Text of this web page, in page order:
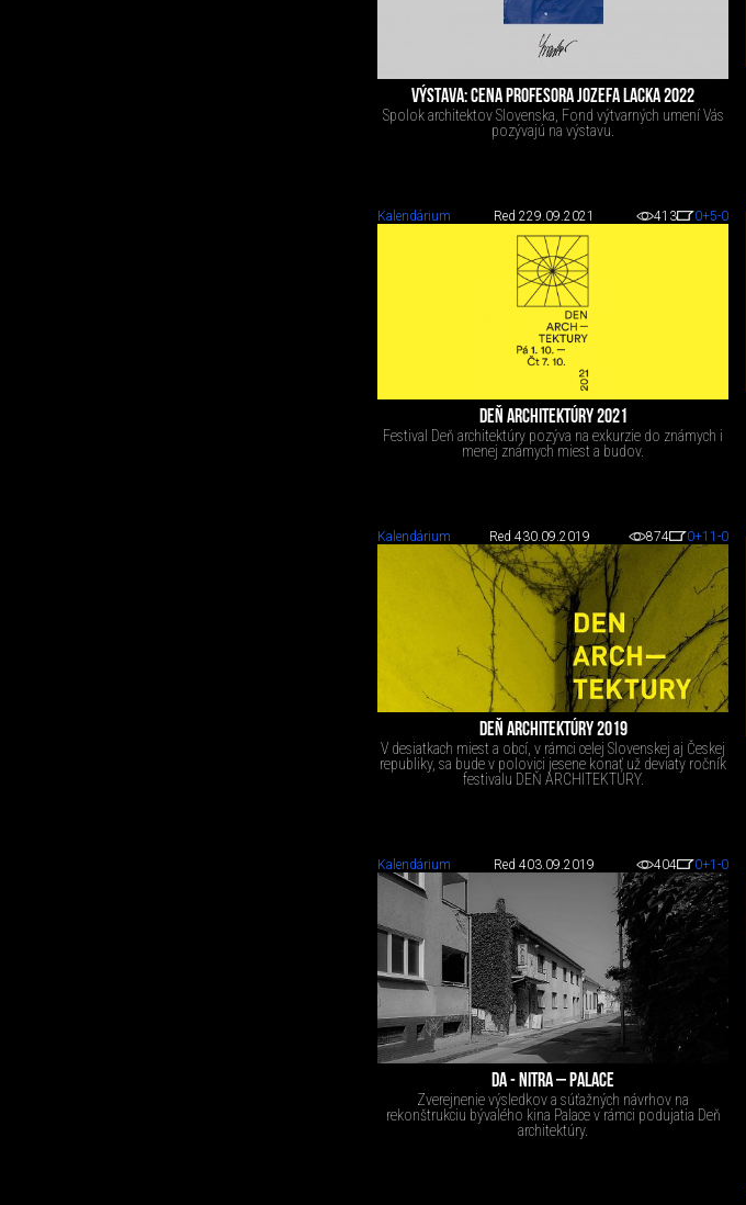
VÝSTAVA: CENA PROFESORA JOZEFA LACKA 2022
Spolok architektov Slovenska, Fond výtvarných umení Vás
pozývajú na výstavu.
Kalendárium Red 229.09.2021 413 0+5-0
DEŇ ARCHITEKTÚRY 2021
Festival Deň architektúry pozýva na exkurzie do známych i
menej známych miest a budov.
Kalendárium Red 430.09.2019 874 0+11 -0
DEŇ ARCHITEKTÚRY 2019
V desiatkach miest a obcí, v rámci celej Slovenskej aj Českej
republiky, sa bude v polovici jesene konať už deviaty ročník
festivalu DEŇ ARCHITEKTÚRY.
Kalendárium Red 403.09.2019 404 0+1 -0
DA - NITRA – PALACE
Zverejnenie výsledkov a súťažných návrhov na
rekonštrukciu bývalého kina Palace v rámci podujatia Deň
architektúry.